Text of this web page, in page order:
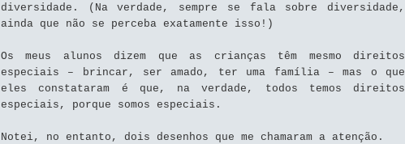
diversidade. (Na verdade, sempre se fala sobre diversidade,
ainda que não se perceba exatamente isso!)
Os meus alunos dizem que as crianças têm mesmo direitos
especiais – brincar, ser amado, ter uma família – mas o que
eles constataram é que, na verdade, todos temos direitos
especiais, porque somos especiais.
Notei, no entanto, dois desenhos que me chamaram a atenção.